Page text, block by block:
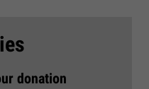
donation